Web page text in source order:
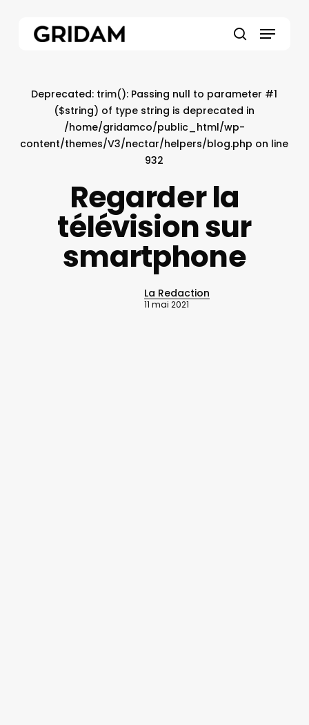
Menu
Deprecated: trim(): Passing null to parameter #1
($string) of type string is deprecated in
/home/gridamco/public_html/wp-
content/themes/V3/nectar/helpers/blog.php on line
932
Regarder la
télévision sur
smartphone
La Redaction
11 mai 2021